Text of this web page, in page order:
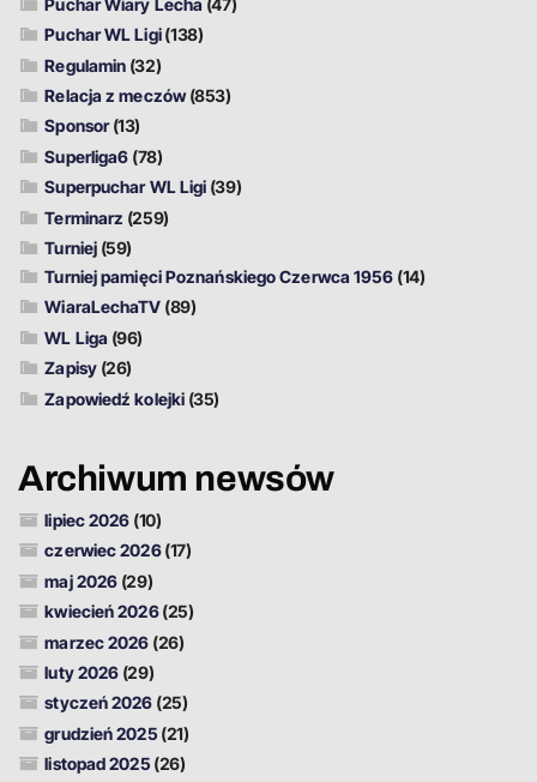
Puchar WL Ligi(138)
Regulamin (32)
Relacja z meczów(853)
Sponsor(13)
Superliga6 (78)
Superpuchar WL Ligi (39)
Terminarz (259)
Turniej (59)
Turniej pamięci Poznańskiego Czerwca 1956 (14)
WiaraLechaTV (89)
WL Liga (96)
Zapisy(26)
Zapowiedź kolejki (35)
Archiwum newsów
lipiec 2026 (10)
czerwiec 2026(17)
maj 2026 (29)
kwiecień 2026(25)
marzec 2026 (26)
luty 2026 (29)
styczeń 2026 (25)
grudzień 2025 (21)
listopad 2025 (26)